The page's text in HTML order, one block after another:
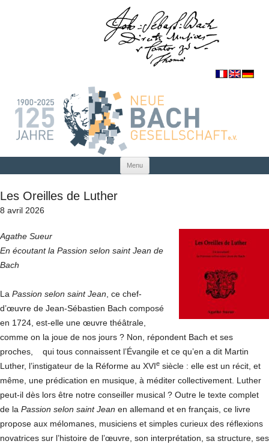
Menu Skip to content
Les Oreilles de Luther
8 avril 2026
Agathe Sueur
En écoutant la Passion selon saint Jean de
Bach
La Passion selon saint Jean , ce chef-
d’œuvre de Jean-Sébastien Bach composé
en 1724, est-elle une œuvre théâtrale,
comme on la joue de nos jours ? Non, répondent Bach et ses
proches, qui tous connaissent l’Évangile et ce qu’en a dit Martin
Luther, l’instigateur de la Réforme au XVIe siècle : elle est un récit, et
même, une prédication en musique, à méditer collectivement. Luther
peut-il dès lors être notre conseiller musical ? Outre le texte complet
de la Passion selon saint Jean en allemand et en français, ce livre
propose aux mélomanes, musiciens et simples curieux des réflexions
novatrices sur l’histoire de l’œuvre, son interprétation, sa structure, ses